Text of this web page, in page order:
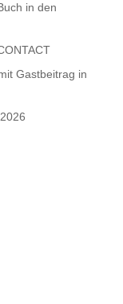
in den
Gastbeitrag in